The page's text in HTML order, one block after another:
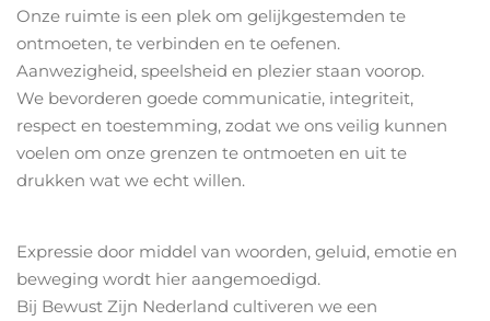
Onze ruimte is een plek om gelijkgestemden te
ontmoeten, te verbinden en te oefenen.
Aanwezigheid, speelsheid en plezier staan voorop.
We bevorderen goede communicatie, integriteit,
respect en toestemming, zodat we ons veilig kunnen
voelen om onze grenzen te ontmoeten en uit te
drukken wat we echt willen.
Expressie door middel van woorden, geluid, emotie en
beweging wordt hier aangemoedigd.
Bij Bewust Zijn Nederland cultiveren we een